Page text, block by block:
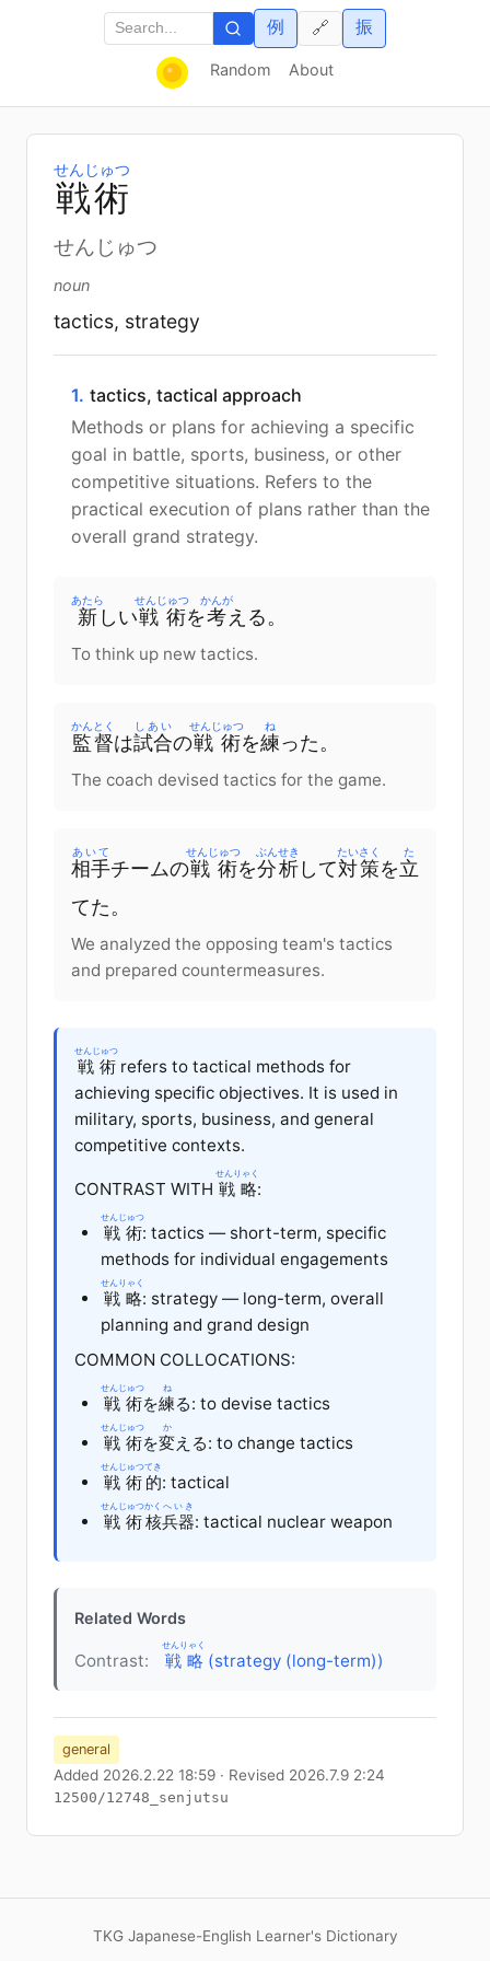
Random About
例 振
🔗
戦術
せんじゅつ
せんじゅつ
noun
tactics, strategy
1. tactics, tactical approach
Methods or plans for achieving a specific
goal in battle, sports, business, or other
competitive situations. Refers to the
practical execution of plans rather than the
overall grand strategy.
新
あたら
しい戦術
せんじゅつ
を考
かんが
える。
To think up new tactics.
監督
かんとく
は試合
しあい
の戦術
せんじゅつ
を練
ね
った。
The coach devised tactics for the game.
相手
あいて
チームの戦術
せんじゅつ
を分析
ぶんせき
して対策
たいさく
を立
た
てた。
We analyzed the opposing team's tactics
and prepared countermeasures.
戦術
せんじゅつ
refers to tactical methods for
achieving specific objectives. It is used in
military, sports, business, and general
competitive contexts.
CONTRAST WITH 戦略
せんりゃく
:
戦術
せんじゅつ
: tactics — short-term, specific
methods for individual engagements
戦略
せんりゃく
: strategy — long-term, overall
planning and grand design
COMMON COLLOCATIONS:
戦術
せんじゅつ
を練
ね
る: to devise tactics
戦術
せんじゅつ
を変
か
える: to change tactics
戦術
せんじゅつ
的
てき
: tactical
戦術
せんじゅつ
核
かく
兵器
へいき
: tactical nuclear weapon
Related Words
Contrast: 戦略
せんりゃく
(strategy (long-term))
general
Added 2026.2.22 18:59 · Revised 2026.7.9 2:24
12500/12748_senjutsu
TKG Japanese-English Learner's Dictionary